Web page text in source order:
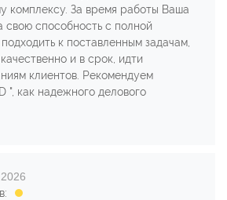
комплексу. За время работы Ваша
свою способность с полной
к поставленным задачам,
и в срок, идти
клиентов. Рекомендуем
", как надежного делового